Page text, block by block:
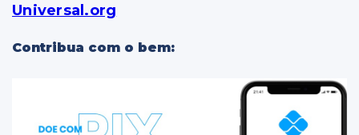
Universal.org
Contribua com o bem: